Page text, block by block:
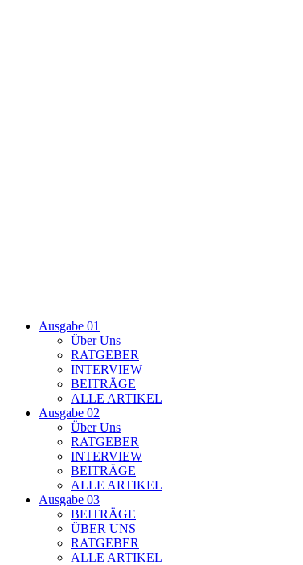
Ausgabe 01
Über Uns
RATGEBER
INTERVIEW
BEITRÄGE
ALLE ARTIKEL
Ausgabe 02
Über Uns
RATGEBER
INTERVIEW
BEITRÄGE
ALLE ARTIKEL
Ausgabe 03
BEITRÄGE
ÜBER UNS
RATGEBER
ALLE ARTIKEL